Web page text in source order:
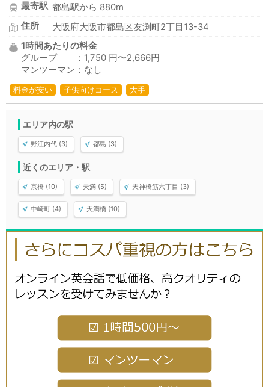
最寄駅 都島駅から 880m
住所
大阪府大阪市都島区友渕町2丁目13-34
1時間あたりの料金
グループ ：1,750 円〜2,666円
マンツーマン：なし
料金が安い 子供向けコース 大手
エリア内の駅
野江内代 (3) 都島 (3)
近くのエリア・駅
京橋 (10) 天満 (5) 天神橋筋六丁目 (3)
中崎町 (4) 天満橋 (10)